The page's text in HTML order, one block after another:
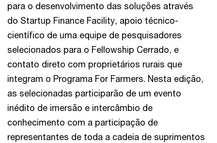
para o desenvolvimento das soluções através
do Startup Finance Facility, apoio técnico-
científico de uma equipe de pesquisadores
selecionados para o Fellowship Cerrado, e
contato direto com proprietários rurais que
integram o Programa For Farmers. Nesta edição,
as selecionadas participarão de um evento
inédito de imersão e intercâmbio de
conhecimento com a participação de
representantes de toda a cadeia de suprimentos